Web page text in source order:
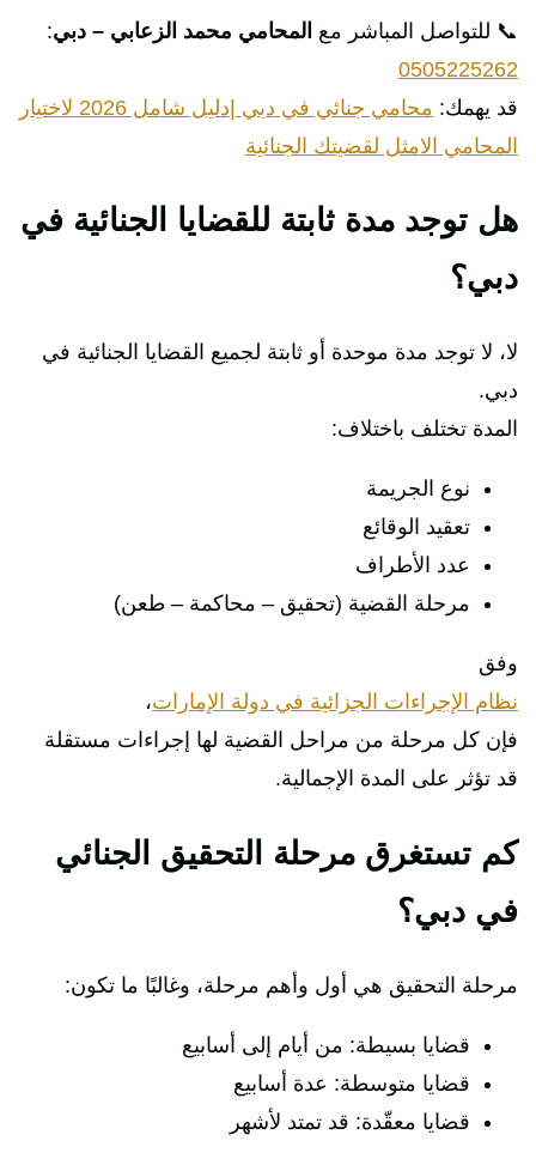
📞 للتواصل المباشر مع المحامي محمد الزعابي – دبي:
0505225262
قد يهمك:
محامي جنائي في دبي |دليل شامل 2026 لاختيار
المحامي الامثل لقضيتك الجنائية
هل توجد مدة ثابتة للقضايا الجنائية في
دبي؟
لا، لا توجد مدة موحدة أو ثابتة لجميع القضايا الجنائية في
دبي.
المدة تختلف باختلاف:
نوع الجريمة
تعقيد الوقائع
عدد الأطراف
مرحلة القضية (تحقيق – محاكمة – طعن)
وفق
نظام الإجراءات الجزائية في دولة الإمارات،
فإن كل مرحلة من مراحل القضية لها إجراءات مستقلة
قد تؤثر على المدة الإجمالية.
كم تستغرق مرحلة التحقيق الجنائي
في دبي؟
مرحلة التحقيق هي أول وأهم مرحلة، وغالبًا ما تكون:
قضايا بسيطة: من أيام إلى أسابيع
قضايا متوسطة: عدة أسابيع
قضايا معقّدة: قد تمتد لأشهر